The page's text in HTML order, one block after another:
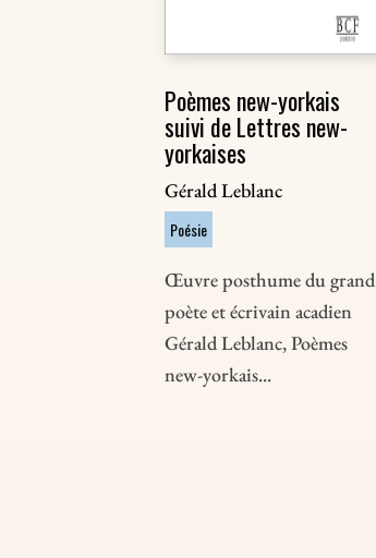
Poèmes new-yorkais
suivi de Lettres new-
yorkaises
Gérald Leblanc
Poésie
Œuvre posthume du grand
poète et écrivain acadien
Gérald Leblanc, Poèmes
new-yorkais...